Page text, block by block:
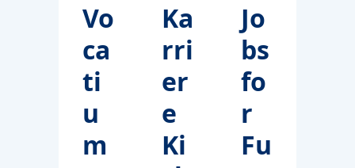
Vo
ca
ti
u
m
Ka
rri
er
e
Ki
Jo
bs
fo
r
Fu